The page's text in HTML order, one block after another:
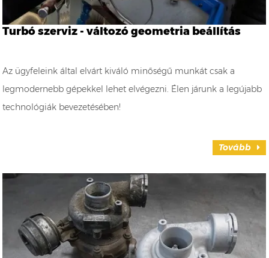
Turbó szerviz - változó geometria beállítás
Az ügyfeleink által elvárt kiváló minőségű munkát csak a
legmodernebb gépekkel lehet elvégezni. Élen járunk a legújabb
technológiák bevezetésében!
Tovább